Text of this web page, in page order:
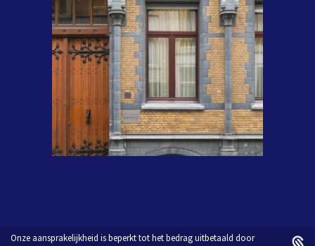
Onze aansprakelijkheid is beperkt tot het bedrag uitbetaald door